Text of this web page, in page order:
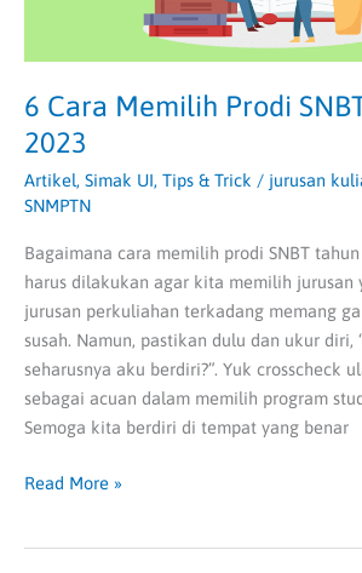
6 Cara Memilih Prodi
2023
Artikel, Simak UI, Tips & Trick / jurusan
SNMPTN
Bagaimana cara memilih prodi SNBT
harus dilakukan agar kita memilih jurusan
jurusan perkuliahan terkadang memang
susah. Namun, pastikan dulu dan ukur diri,
seharusnya aku berdiri?”. Yuk crosscheck
sebagai acuan dalam memilih program
Semoga kita berdiri di tempat yang benar
Read More »